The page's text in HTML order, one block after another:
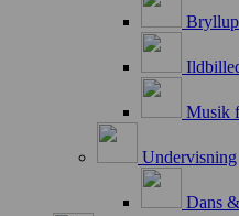
Musik
Undervisning
Dans